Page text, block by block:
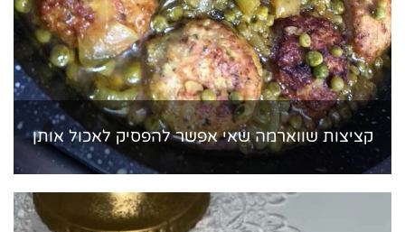
קציצות שווארמה שאי אפשר להפסיק לאכול אותן